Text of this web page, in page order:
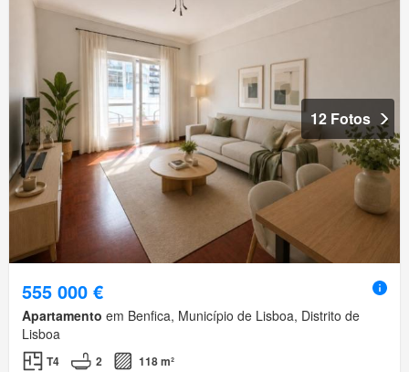
12 Fotos
555 000 €
Apartamento em Benfica, Município de Lisboa, Distrito de
Lisboa
T4 2 118 m²